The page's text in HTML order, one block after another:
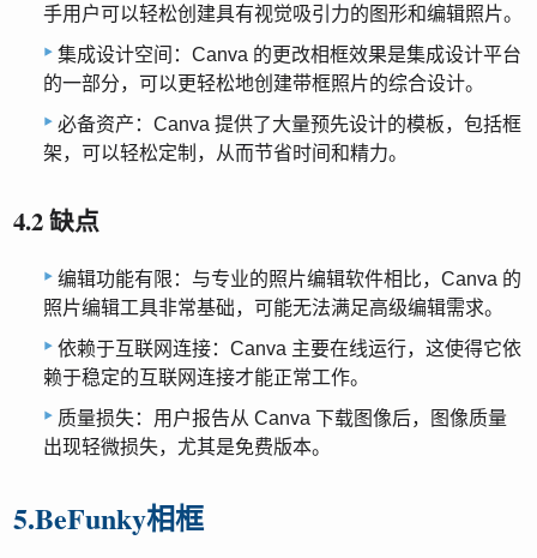
手用户可以轻松创建具有视觉吸引力的图形和编辑照片。
集成设计空间：Canva 的更改相框效果是集成设计平台
的一部分，可以更轻松地创建带框照片的综合设计。
必备资产：Canva 提供了大量预先设计的模板，包括框
架，可以轻松定制，从而节省时间和精力。
4.2 缺点
编辑功能有限：与专业的照片编辑软件相比，Canva 的
照片编辑工具非常基础，可能无法满足高级编辑需求。
依赖于互联网连接：Canva 主要在线运行，这使得它依
赖于稳定的互联网连接才能正常工作。
质量损失：用户报告从 Canva 下载图像后，图像质量
出现轻微损失，尤其是免费版本。
5.BeFunky相框